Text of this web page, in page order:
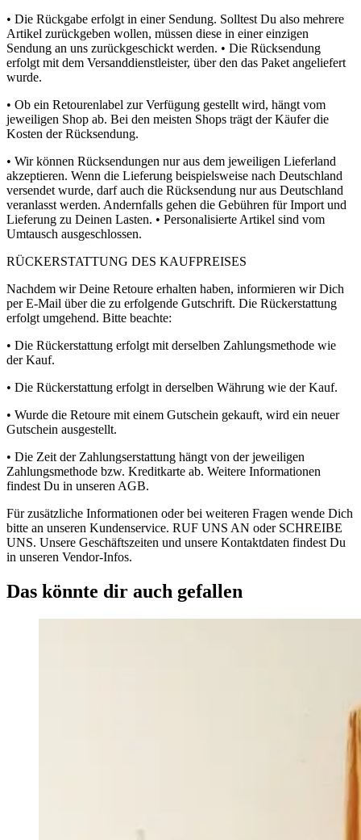
• Die Rückgabe erfolgt in einer Sendung. Solltest Du also mehrere
Artikel zurückgeben wollen, müssen diese in einer einzigen
Sendung an uns zurückgeschickt werden. • Die Rücksendung
erfolgt mit dem Versanddienstleister, über den das Paket angeliefert
wurde.
• Ob ein Retourenlabel zur Verfügung gestellt wird, hängt vom
jeweiligen Shop ab. Bei den meisten Shops trägt der Käufer die
Kosten der Rücksendung.
• Wir können Rücksendungen nur aus dem jeweiligen Lieferland
akzeptieren. Wenn die Lieferung beispielsweise nach Deutschland
versendet wurde, darf auch die Rücksendung nur aus Deutschland
veranlasst werden. Andernfalls gehen die Gebühren für Import und
Lieferung zu Deinen Lasten. • Personalisierte Artikel sind vom
Umtausch ausgeschlossen.
RÜCKERSTATTUNG DES KAUFPREISES
Nachdem wir Deine Retoure erhalten haben, informieren wir Dich
per E-Mail über die zu erfolgende Gutschrift. Die Rückerstattung
erfolgt umgehend. Bitte beachte:
• Die Rückerstattung erfolgt mit derselben Zahlungsmethode wie
der Kauf.
• Die Rückerstattung erfolgt in derselben Währung wie der Kauf.
• Wurde die Retoure mit einem Gutschein gekauft, wird ein neuer
Gutschein ausgestellt.
• Die Zeit der Zahlungserstattung hängt von der jeweiligen
Zahlungsmethode bzw. Kreditkarte ab. Weitere Informationen
findest Du in unseren AGB.
Für zusätzliche Informationen oder bei weiteren Fragen wende Dich
bitte an unseren Kundenservice. RUF UNS AN oder SCHREIBE
UNS. Unsere Geschäftszeiten und unsere Kontaktdaten findest Du
in unseren Vendor-Infos.
Das könnte dir auch gefallen